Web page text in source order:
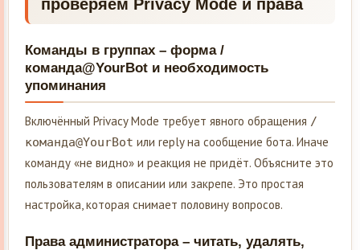
проверяем Privacy Mode и права
Команды в группах – форма /
команда@YourBot и необходимость
упоминания
Включённый Privacy Mode требует явного обращения /
команда@YourBot или reply на сообщение бота. Иначе
команду «не видно» и реакция не придёт. Объясните это
пользователям в описании или закрепе. Это простая
настройка, которая снимает половину вопросов.
Права администратора – читать, удалять,